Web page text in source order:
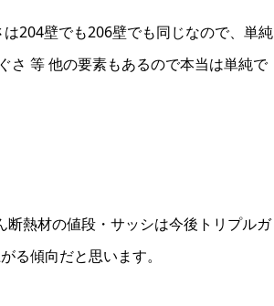
204壁でも206壁でも同じなので、単純
さ 等 他の要素もあるので本当は単純で
熱材の値段・サッシは今後トリプルガ
る傾向だと思います。